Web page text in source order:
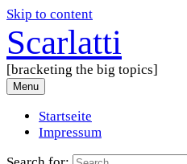
Skip to content
Scarlatti
[bracketing the big topics]
Menu
Startseite
Impressum